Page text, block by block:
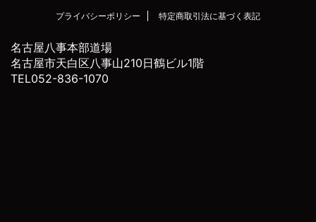
プライバシーポリシー 特定商取引法に基づく表記
名古屋八事本部道場
名古屋市天白区八事山210日鶴ビル1階
TEL052-836-1070